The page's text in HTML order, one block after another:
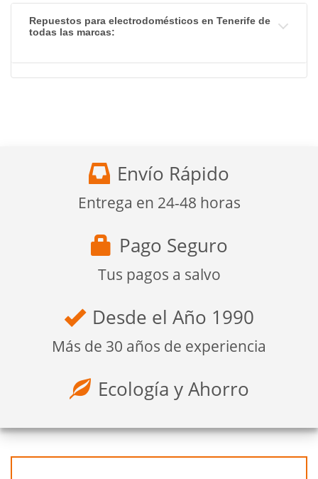
Repuestos para electrodomésticos en Tenerife de
todas las marcas:
Envío Rápido
Entrega en 24-48 horas
Pago Seguro
Tus pagos a salvo
Desde el Año 1990
Más de 30 años de experiencia
Ecología y Ahorro